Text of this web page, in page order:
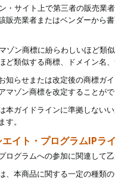
・サイト上で第三者の販売
販売業者またはベンダーから
ゾン商標に紛らわしいほど類
ど類似する商標、ドメイン名
知らせまたは改定後の商標ガ
マゾン商標を改定することが
本ガイドラインに準拠しない
す。
エイト・プログラムIPラ
ログラムへの参加に関連して
、本商品に関する一定の種類